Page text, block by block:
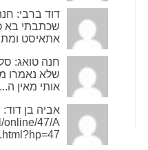
שכתבתי בא
אתאיסט
חנה טואג:
שלא נאמרו
אותי מאין ה...
אביה בן דוד:
online/47/A